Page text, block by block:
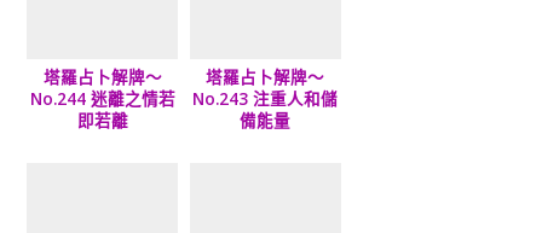
塔羅占卜解牌～
No.244 迷離之情若
即若離
塔羅占卜解牌～
No.243 注重人和儲
備能量